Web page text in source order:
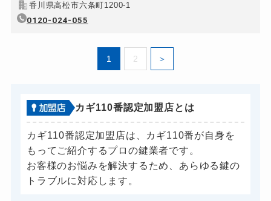
香川県高松市六条町1200-1
0120-024-055
1 2
カギ110番認定加盟店とは
カギ110番認定加盟店は、カギ110番が自身を
もってご紹介するプロの鍵業者です。
お客様のお悩みを解決するため、あらゆる鍵の
トラブルに対応します。